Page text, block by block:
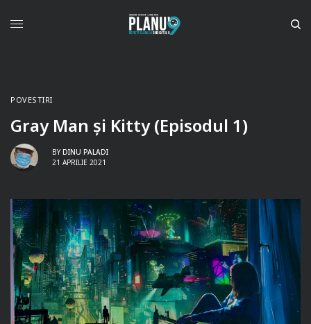
POVESTIRI
Gray Man și Kitty (Episodul 1)
BY DINU PALADI
21 APRILIE 2021